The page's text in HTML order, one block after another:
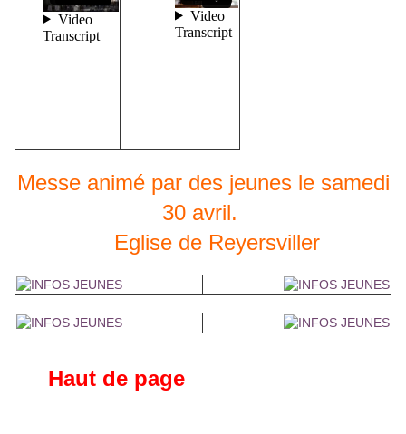
Messe animé par des jeunes le samedi
30 avril.
Eglise de Reyersviller
Haut de page